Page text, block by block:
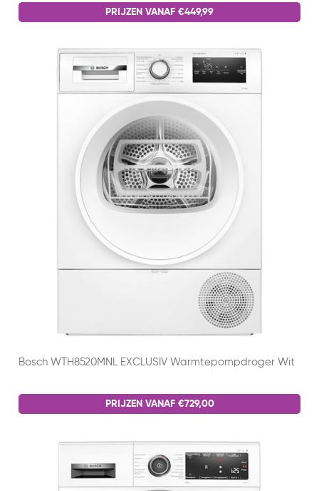
PRIJZEN VANAF €449,99
Bosch WTH8520MNL EXCLUSIV Warmtepompdroger Wit
PRIJZEN VANAF €729,00